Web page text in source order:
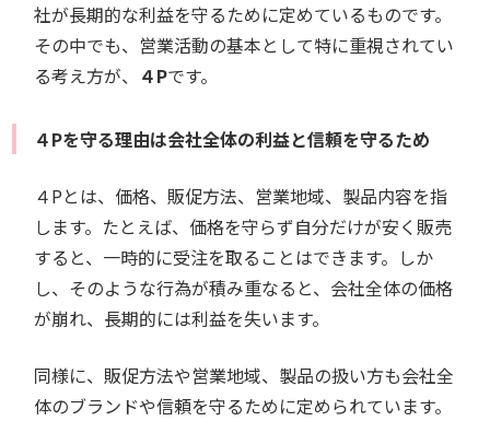
社が長期的な利益を守るために定めているものです。
その中でも、営業活動の基本として特に重視されてい
る考え方が、 ４Pです。
４Pを守る理由は会社全体の利益と信頼を守るため
４Pとは、価格、販促方法、営業地域、製品内容を指
します。たとえば、価格を守らず自分だけが安く販売
すると、一時的に受注を取ることはできます。しか
し、そのような行為が積み重なると、会社全体の価格
が崩れ、長期的には利益を失います。
同様に、販促方法や営業地域、製品の扱い方も会社全
体のブランドや信頼を守るために定められています。